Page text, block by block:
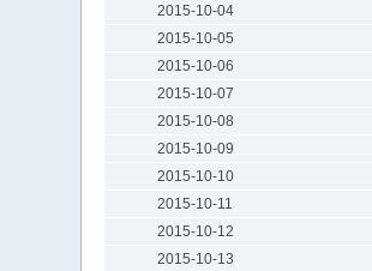
2015-10-04
2015-10-05
2015-10-06
2015-10-07
2015-10-08
2015-10-09
2015-10-10
2015-10-11
2015-10-12
2015-10-13